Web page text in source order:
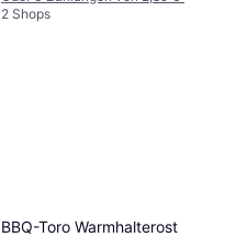
2 Shops
BBQ-Toro Warmhalterost